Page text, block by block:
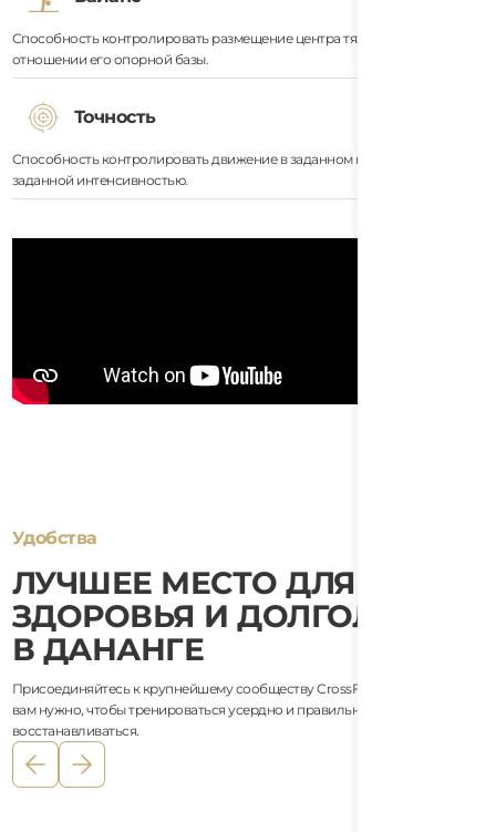
Способность контролировать размещение центра тяжести тела в
отношении его опорной базы.
Точность
Способность контролировать движение в заданном направлении или с
заданной интенсивностью.
Удобства
ЛУЧШЕЕ МЕСТО ДЛЯ
ЗДОРОВЬЯ И ДОЛГОЛЕТИЯ
В ДАНАНГЕ
Присоединяйтесь к крупнейшему сообществу CrossFit в городе! Все, что
вам нужно, чтобы тренироваться усердно и правильно
восстанавливаться.